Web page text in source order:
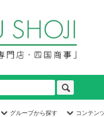
グループから探す コンテン